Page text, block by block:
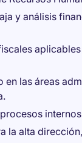
y análisis
las áreas
la alta